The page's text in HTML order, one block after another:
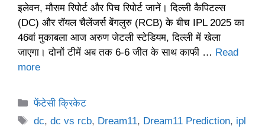
इलेवन, मौसम रिपोर्ट और पिच रिपोर्ट जानें। दिल्ली कैपिटल्स
(DC) और रॉयल चैलेंजर्स बेंगलुरु (RCB) के बीच IPL 2025 का
46वां मुकाबला आज अरुण जेटली स्टेडियम, दिल्ली में खेला
जाएगा। दोनों टीमें अब तक 6-6 जीत के साथ काफी … Read
more
Categories
फेंटेसी क्रिकेट
Tags
dc,dc vs rcb, Dream11, Dream11 Prediction, ipl